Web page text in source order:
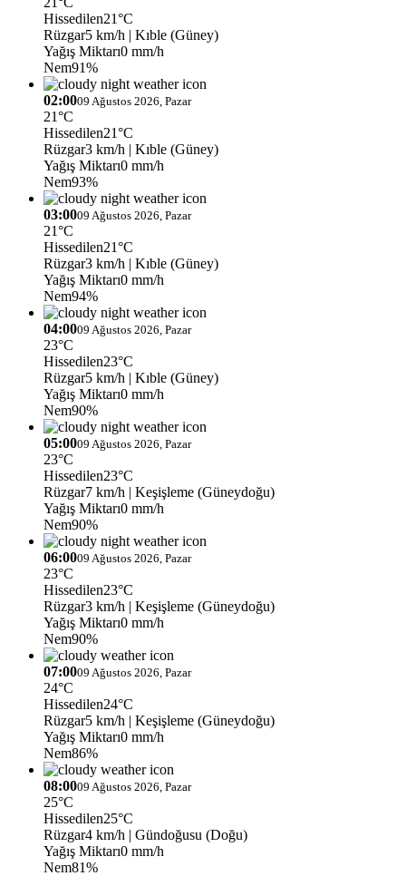
Hissedilen21°C
Rüzgar5 km/h | Kıble (Güney)
Yağış Miktarı0 mm/h
Nem91%
02:0009 Ağustos 2026, Pazar
21°C
Hissedilen21°C
Rüzgar3 km/h | Kıble (Güney)
Yağış Miktarı0 mm/h
Nem93%
03:0009 Ağustos 2026, Pazar
21°C
Hissedilen21°C
Rüzgar3 km/h | Kıble (Güney)
Yağış Miktarı0 mm/h
Nem94%
04:0009 Ağustos 2026, Pazar
23°C
Hissedilen23°C
Rüzgar5 km/h | Kıble (Güney)
Yağış Miktarı0 mm/h
Nem90%
05:0009 Ağustos 2026, Pazar
23°C
Hissedilen23°C
Rüzgar7 km/h | Keşişleme (Güneydoğu)
Yağış Miktarı0 mm/h
Nem90%
06:0009 Ağustos 2026, Pazar
23°C
Hissedilen23°C
Rüzgar3 km/h | Keşişleme (Güneydoğu)
Yağış Miktarı0 mm/h
Nem90%
07:0009 Ağustos 2026, Pazar
24°C
Hissedilen24°C
Rüzgar5 km/h | Keşişleme (Güneydoğu)
Yağış Miktarı0 mm/h
Nem86%
08:0009 Ağustos 2026, Pazar
25°C
Hissedilen25°C
Rüzgar4 km/h | Gündoğusu (Doğu)
Yağış Miktarı0 mm/h
Nem81%